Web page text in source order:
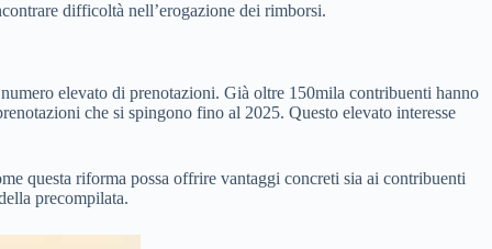
difficoltà nell’erogazione dei rimborsi.
elevato di prenotazioni. Già oltre 150mila contribuenti hanno
che si spingono fino al 2025. Questo elevato interesse
questa riforma possa offrire vantaggi concreti sia ai contribuenti
precompilata.